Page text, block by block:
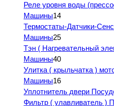
Реле уровня воды
Машины14
Термостаты-Датчики-
Машины25
Тэн ( Нагревательный
Машины40
Улитка ( крыльчатка )
Машины16
Уплотнитель двери
Фильтр ( улавливатель )